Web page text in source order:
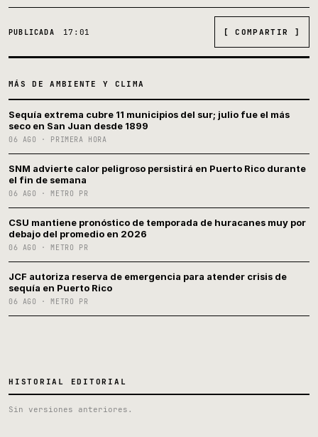
PUBLICADA 17:01 [ COMPARTIR ]
MÁS DE AMBIENTE Y CLIMA
Sequía extrema cubre 11 municipios del sur; julio fue el más
seco en San Juan desde 1899
06 AGO · PRIMERA HORA
SNM advierte calor peligroso persistirá en Puerto Rico durante
el fin de semana
06 AGO · METRO PR
CSU mantiene pronóstico de temporada de huracanes muy por
debajo del promedio en 2026
06 AGO · METRO PR
JCF autoriza reserva de emergencia para atender crisis de
sequía en Puerto Rico
06 AGO · METRO PR
HISTORIAL EDITORIAL
Sin versiones anteriores.